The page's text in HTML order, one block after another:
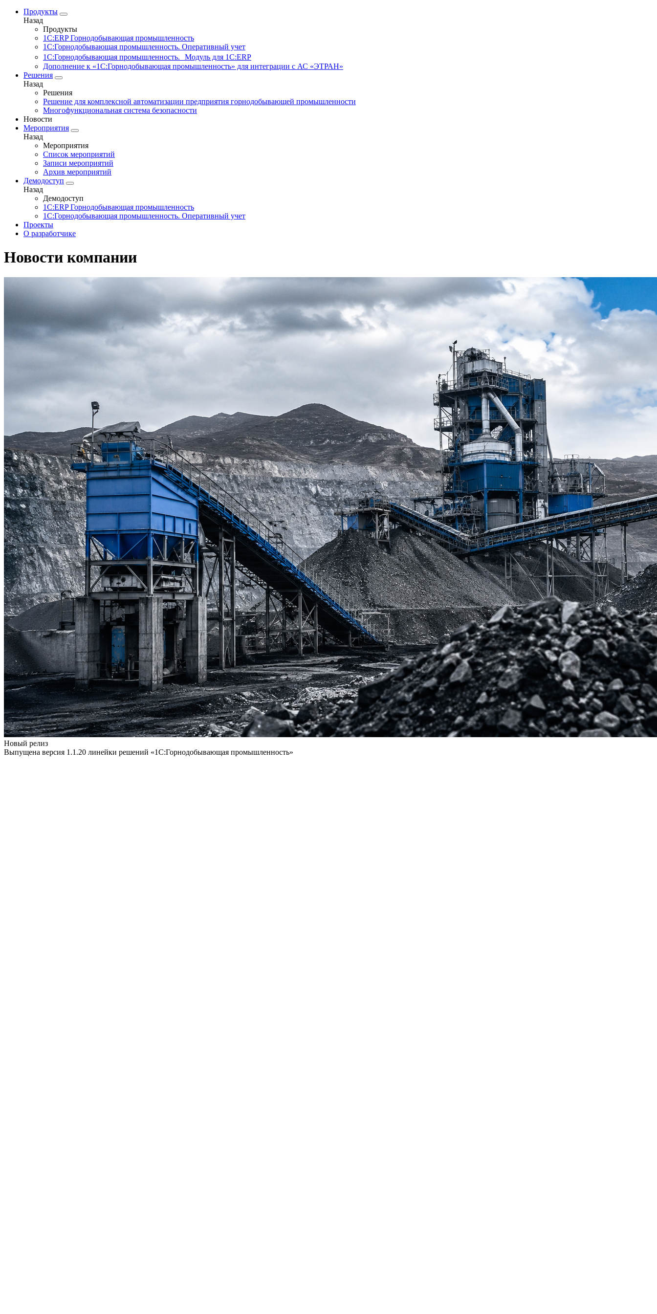
Продукты
Назад
Продукты
1С:ERP Горнодобывающая промышленность
1С:Горнодобывающая промышленность. Оперативный учет
1С:Горнодобывающая промышленность. Модуль для 1С:ERP
Дополнение к «1С:Горнодобывающая промышленность» для интеграции с АС «ЭТРАН»
Решения
Назад
Решения
Решение для комплексной автоматизации предприятия горнодобывающей промышленности
Многофункциональная система безопасности
Новости
Мероприятия
Назад
Мероприятия
Список мероприятий
Записи мероприятий
Архив мероприятий
Демодоступ
Назад
Демодоступ
1С:ERP Горнодобывающая промышленность
1С:Горнодобывающая промышленность. Оперативный учет
Проекты
О разработчике
Новости компании
Новый релиз
Выпущена версия 1.1.20 линейки решений «1С:Горнодобывающая промышленность»